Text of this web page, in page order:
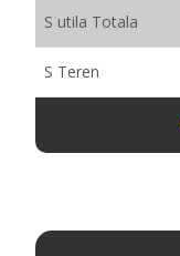
S utila Totala
S Teren